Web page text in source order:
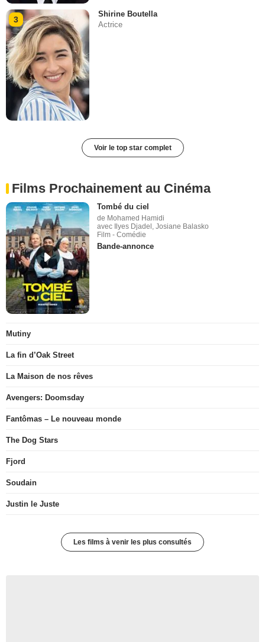
3
Shirine Boutella
Actrice
Voir le top star complet
Films Prochainement au Cinéma
Tombé du ciel
de Mohamed Hamidi
avec Ilyes Djadel, Josiane Balasko
Film - Comédie
Bande-annonce
Mutiny
La fin d’Oak Street
La Maison de nos rêves
Avengers: Doomsday
Fantômas – Le nouveau monde
The Dog Stars
Fjord
Soudain
Justin le Juste
Les films à venir les plus consultés